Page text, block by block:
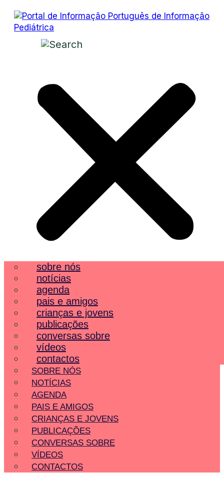
sobre nós
notícias
agenda
pais e amigos
crianças e jovens
publicações
conversas sobre
vídeos
contactos
SOBRE NÓS
NOTÍCIAS
AGENDA
PAIS E AMIGOS
CRIANÇAS E JOVENS
PUBLICAÇÕES
CONVERSAS SOBRE
VÍDEOS
CONTACTOS